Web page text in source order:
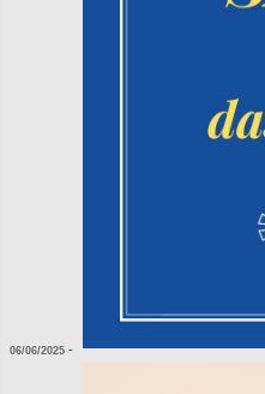
06/06/2025 -